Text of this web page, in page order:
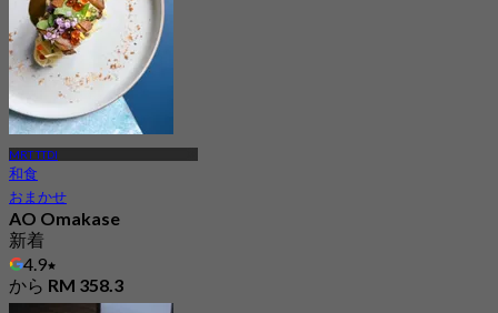
MRT TTDI
和食
おまかせ
AO Omakase
新着
4.9
から RM 358.3